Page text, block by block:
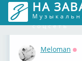
НА
соцсеть
Meloman